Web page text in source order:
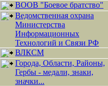
ВООВ "Боевое братство"
Ведомственная охрана
Министерства
Информационных
Технологий и Связи РФ
ВЛКСМ
Города, Области, Районы,
Гербы - медали, знаки,
значки...